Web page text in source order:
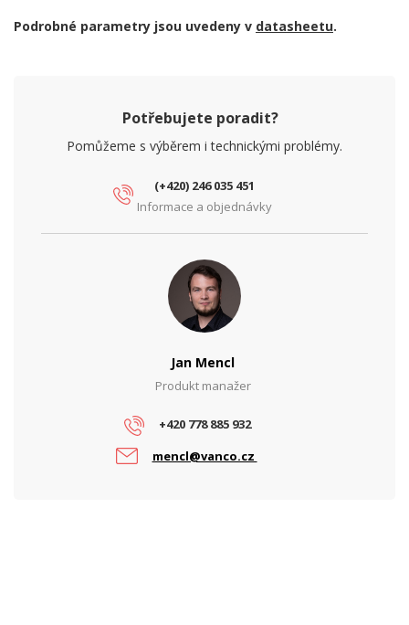
Podrobné parametry jsou uvedeny v datasheetu.
Potřebujete poradit?
Pomůžeme s výběrem i technickými problémy.
(+420) 246 035 451
Informace a objednávky
Jan Mencl
Produkt manažer
+420 778 885 932
mencl@vanco.cz